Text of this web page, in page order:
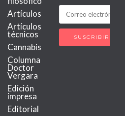
Artículos
Artículos
técnicos
Cannabis
Columna
Doctor
Vergara
Edición
impresa
Editorial